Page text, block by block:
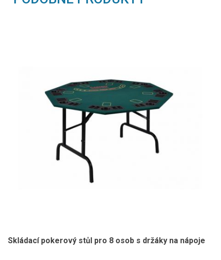
Skládací pokerový stůl pro 8 osob s držáky na nápoje